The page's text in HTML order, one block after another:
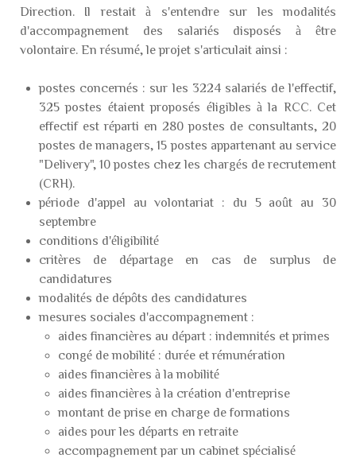
Direction. Il restait à s'entendre sur les modalités
d'accompagnement des salariés disposés à être
volontaire. En résumé, le projet s'articulait ainsi :
postes concernés : sur les 3224 salariés de l'effectif,
325 postes étaient proposés éligibles à la RCC. Cet
effectif est réparti en 280 postes de consultants, 20
postes de managers, 15 postes appartenant au service
"Delivery", 10 postes chez les chargés de recrutement
(CRH).
période d'appel au volontariat : du 5 août au 30
septembre
conditions d'éligibilité
critères de départage en cas de surplus de
candidatures
modalités de dépôts des candidatures
mesures sociales d'accompagnement :
aides financières au départ : indemnités et primes
congé de mobilité : durée et rémunération
aides financières à la mobilité
aides financières à la création d'entreprise
montant de prise en charge de formations
aides pour les départs en retraite
accompagnement par un cabinet spécialisé